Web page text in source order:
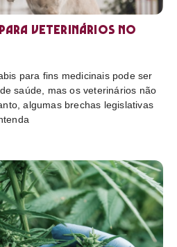
para veterinários no
para fins medicinais pode ser
saúde, mas os veterinários não
algumas brechas legislativas